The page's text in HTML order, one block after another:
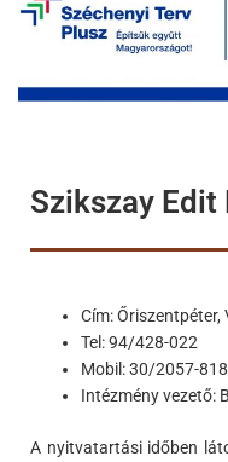
Szikszay
Cím: Őriszentpéter,
Tel: 94/428-022
Mobil: 30/2057-818
Intézmény vezető:
A nyitvatartási időben